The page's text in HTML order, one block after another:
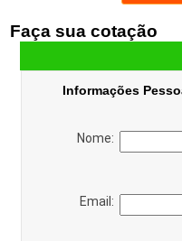
Faça sua cotação
Informações
Nome:
Email: